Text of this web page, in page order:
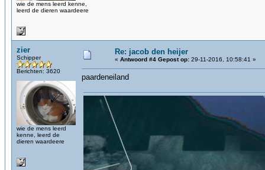
wie de mens leerd kenne,
leerd de dieren waardeere
zier
Schipper
Berichten: 3620
wie de mens leerd
kenne, leerd de
dieren waardeere
Re: jacob den heijer
« Antwoord #4 Gepost op: 29-11-2016, 10:58:41 »
paardeneiland